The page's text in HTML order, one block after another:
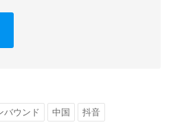
バウンド 中国
抖音